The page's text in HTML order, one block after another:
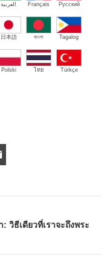
العربية Français Русский
日本語 বাংলা Tagalog
Polski ไทย Türkçe
วิธีเดียวที่เราจะถึงพระ